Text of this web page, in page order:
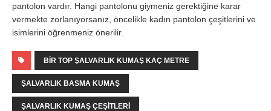
pantolon vardır. Hangi pantolonu giymeniz gerektiğine karar
vermekte zorlanıyorsanız, öncelikle kadın pantolon çeşitlerini ve
isimlerini öğrenmeniz önerilir.
BIR TOP ŞALVARLIK KUMAŞ KAÇ METRE
ŞALVARLIK BASMA KUMAŞ
ŞALVARLIK KUMAŞ ÇEŞITLERI